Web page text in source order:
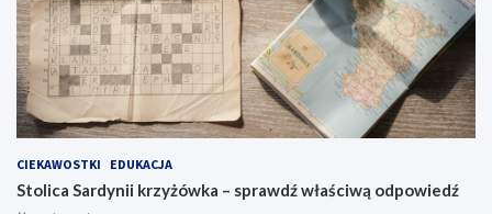
CIEKAWOSTKI EDUKACJA
Stolica Sardynii krzyżówka – sprawdź właściwą odpowiedź